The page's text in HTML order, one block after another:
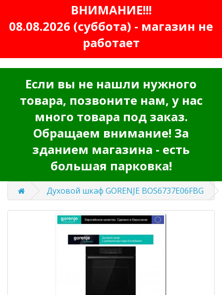
ВНИМАНИЕ!!!
08.08.2026 (суббота) - магазин не
работает
Если вы не нашли нужного
товара, позвоните нам, у нас
много товара под заказ.
Обращаем внимание! За
зданием магазина - есть
большая парковка!
Духовой шкаф GORENJE BOS6737E06FBG